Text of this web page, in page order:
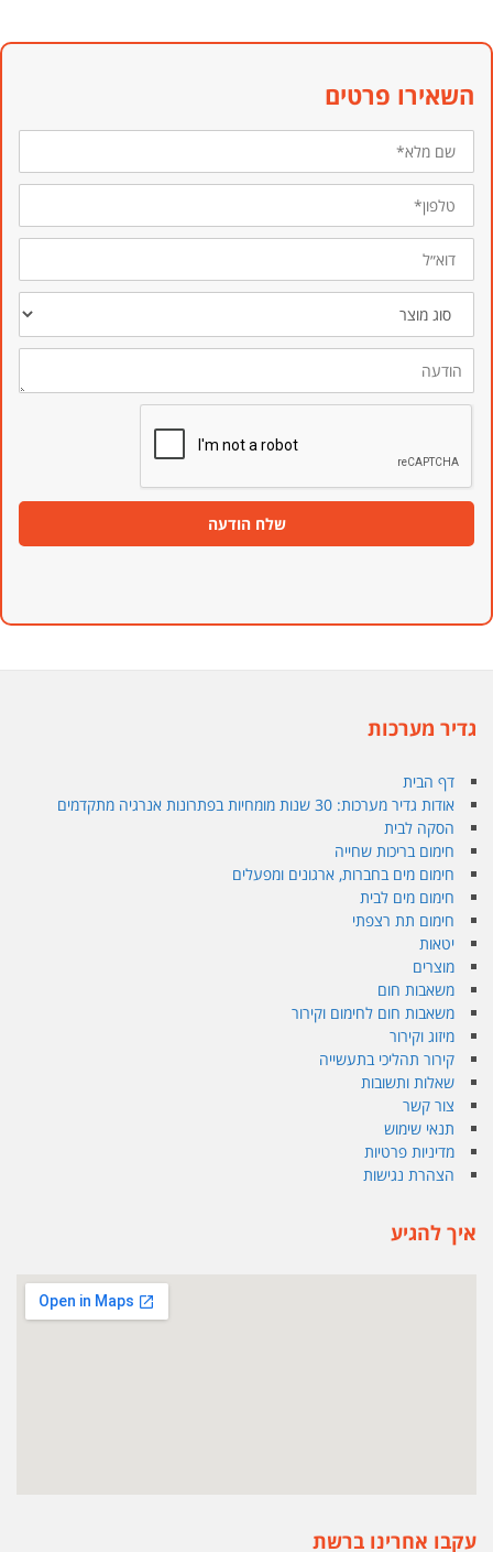
השאירו פרטים
שם
מלא*
טלפון*
דוא״ל
סוג
מוצר
הודעה
שלח הודעה
גדיר מערכות
דף הבית
אודות גדיר מערכות: 30 שנות מומחיות בפתרונות אנרגיה מתקדמים
הסקה לבית
חימום בריכות שחייה
חימום מים בחברות, ארגונים ומפעלים
חימום מים לבית
חימום תת רצפתי
יטאות
מוצרים
משאבות חום
משאבות חום לחימום וקירור
מיזוג וקירור
קירור תהליכי בתעשייה
שאלות ותשובות
צור קשר
תנאי שימוש
מדיניות פרטיות
הצהרת נגישות
איך להגיע
עקבו אחרינו ברשת